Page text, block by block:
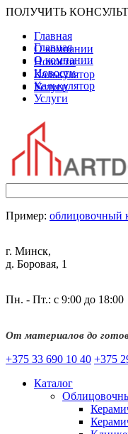
ПОЛУЧИТЬ
Главная
О компании
Новости
Калькулятор
Услуги
Главная
О компании
Новости
Калькулятор
Услуги
Пример: облицовочный
г. Минск,
д. Боровая, 1
Пн. - Пт.: с 9:00 до 18:00
От материалов до
+375 33 690 10 40 +375
Каталог